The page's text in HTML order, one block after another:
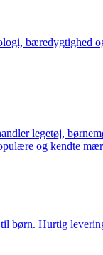
bæredygtighed
legetøj,
og kendte
børn. Hurtig